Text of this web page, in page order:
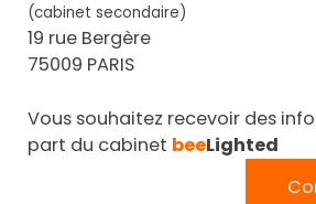
(cabinet secondaire)
19 rue Bergère
75009 PARIS
Vous souhaitez recevoir des
part du cabinet beeLighted